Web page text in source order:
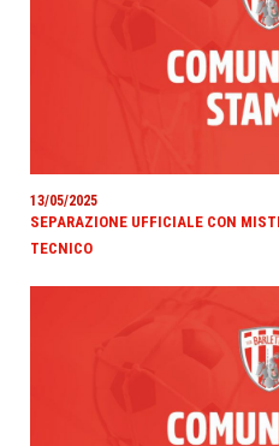
13/05/2025
SEPARAZIONE UFFICIALE CON
TECNICO